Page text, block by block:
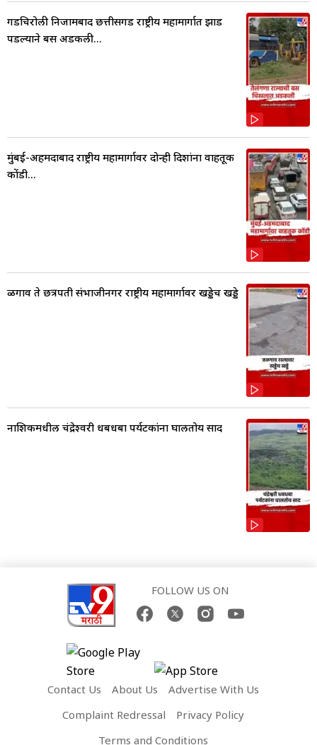
गडचिरोली निजामबाद छत्तीसगड राष्ट्रीय महामार्गात झाड
पडल्याने बस अडकली...
मुंबई-अहमदाबाद राष्ट्रीय महामार्गावर दोन्ही दिशांना वाहतूक
कोंडी...
ळगाव ते छत्रपती संभाजीनगर राष्ट्रीय महामार्गावर खड्डेच खड्डे
नाशिकमधील चंद्रेश्वरी धबधबा पर्यटकांना घालतोय साद
FOLLOW US ON
Contact Us About Us
Advertise With Us
Complaint Redressal
Privacy Policy
Terms and Conditions